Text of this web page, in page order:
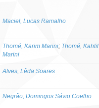
Maciel, Lucas Ramalho
Thomé, Karim Marini; Thomé, Kahlil
Marini
Alves, Lêda Soares
Negrão, Domingos Sávio Coelho